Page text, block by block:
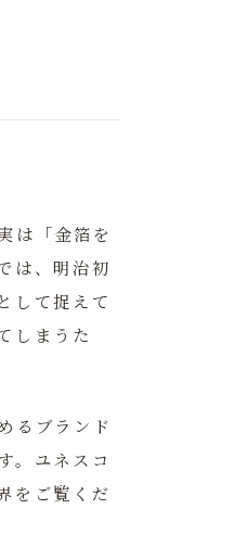
は 「金箔を
は、明治初
して捉えて
しまうた
るブランド
。ユネスコ
をご覧くだ